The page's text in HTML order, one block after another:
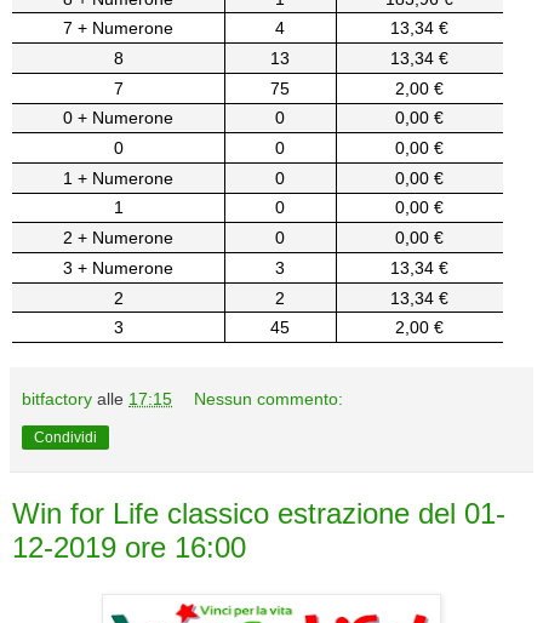
7 + Numerone
4
13,34 €
8
13
13,34 €
7
75
2,00 €
0 + Numerone
0
0,00 €
0
0
0,00 €
1 + Numerone
0
0,00 €
1
0
0,00 €
2 + Numerone
0
0,00 €
3 + Numerone
3
13,34 €
2
2
13,34 €
3
45 2,00 €
bitfactory alle 17:15 Nessun commento:
Condividi
Win for Life classico estrazione del 01-
12-2019 ore 16:00